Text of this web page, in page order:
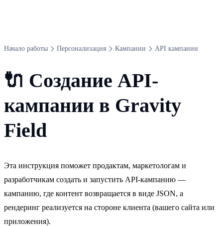
Начало работы Персонализация Кампании API кампании
🔌 Создание API-
кампании в Gravity
Field
Эта инструкция поможет продактам, маркетологам и
разработчикам создать и запустить API-кампанию —
кампанию, где контент возвращается в виде JSON, а
рендеринг реализуется на стороне клиента (вашего сайта или
приложения).